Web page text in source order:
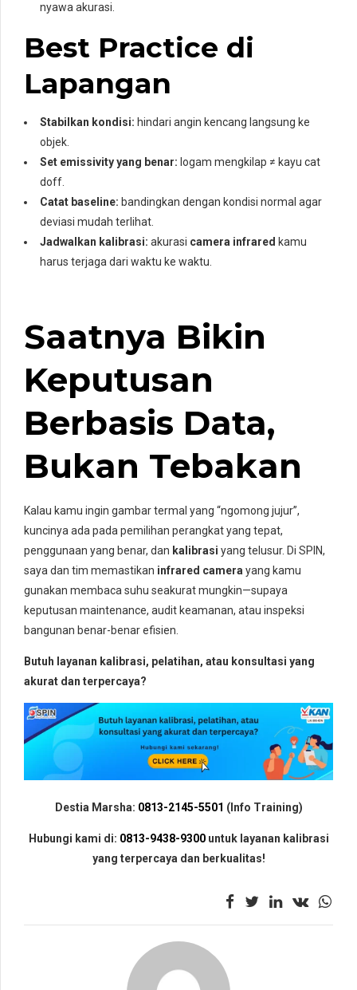
nyawa akurasi.
Best Practice di
Lapangan
Stabilkan kondisi: hindari angin kencang langsung ke
objek.
Set emissivity yang benar: logam mengkilap ≠ kayu cat
doff.
Catat baseline: bandingkan dengan kondisi normal agar
deviasi mudah terlihat.
Jadwalkan kalibrasi: akurasi camera infrared kamu
harus terjaga dari waktu ke waktu.
Saatnya Bikin
Keputusan
Berbasis Data,
Bukan Tebakan
Kalau kamu ingin gambar termal yang “ngomong jujur”,
kuncinya ada pada pemilihan perangkat yang tepat,
penggunaan yang benar, dan kalibrasi yang telusur. Di SPIN,
saya dan tim memastikan infrared camera yang kamu
gunakan membaca suhu seakurat mungkin—supaya
keputusan maintenance, audit keamanan, atau inspeksi
bangunan benar-benar efisien.
Butuh layanan kalibrasi, pelatihan, atau konsultasi yang
akurat dan terpercaya?
Destia Marsha: 0813-2145-5501 (Info Training)
Hubungi kami di: 0813-9438-9300untuk layanan kalibrasi
yang terpercaya dan berkualitas!